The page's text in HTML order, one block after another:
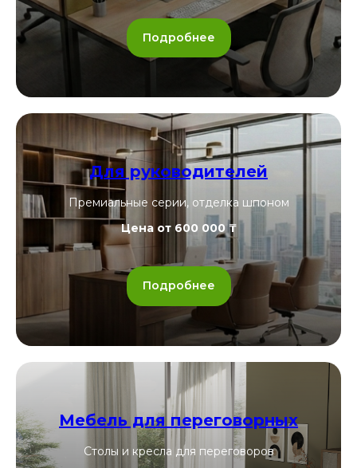
Подробнее
Для руководителей
Премиальные серии, отделка шпоном
Цена от 600 000 ₸
Подробнее
Мебель для переговорных
Столы и кресла для переговоров